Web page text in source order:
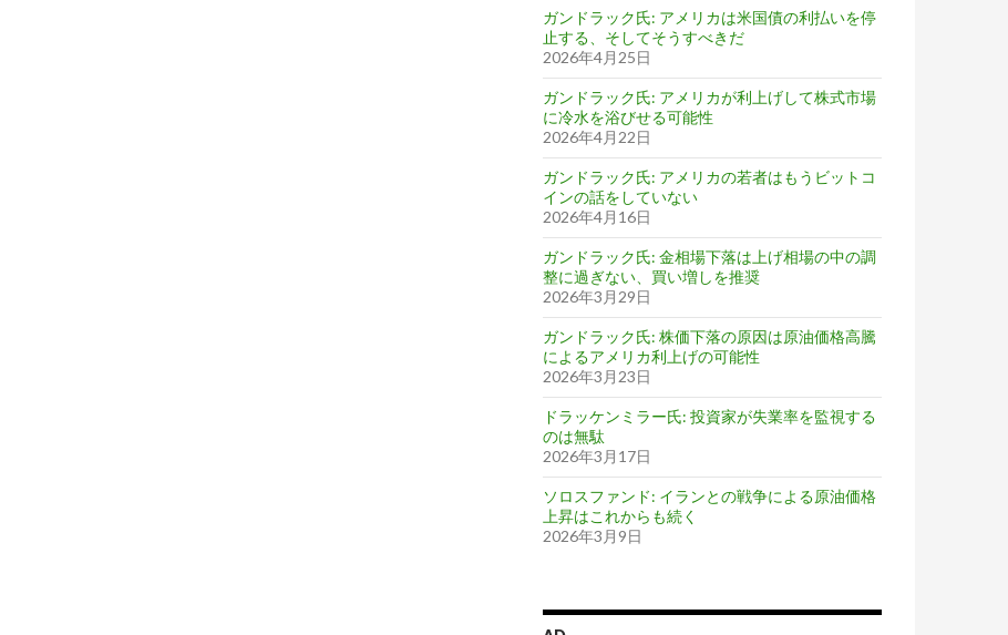
ガンドラック氏: アメリカは米国債の利払いを停
止する、そしてそうすべきだ
2026年4月25日
ガンドラック氏: アメリカが利上げして株式市場
に冷水を浴びせる可能性
2026年4月22日
ガンドラック氏: アメリカの若者はもうビットコ
インの話をしていない
2026年4月16日
ガンドラック氏: 金相場下落は上げ相場の中の調
整に過ぎない、買い増しを推奨
2026年3月29日
ガンドラック氏: 株価下落の原因は原油価格高騰
によるアメリカ利上げの可能性
2026年3月23日
ドラッケンミラー氏: 投資家が失業率を監視する
のは無駄
2026年3月17日
ソロスファンド: イランとの戦争による原油価格
上昇はこれからも続く
2026年3月9日